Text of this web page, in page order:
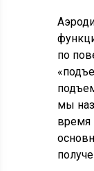
по
мы
время